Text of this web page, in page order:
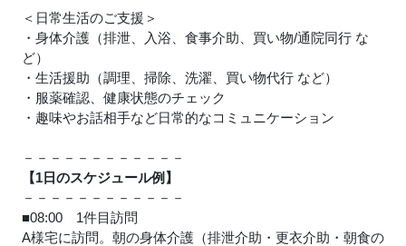
＜日常生活のご支援＞
・身体介護（排泄、入浴、食事介助、買い物/通院同行 な
ど）
・生活援助（調理、掃除、洗濯、買い物代行 など）
・服薬確認、健康状態のチェック
・趣味やお話相手など日常的なコミュニケーション
－－－－－－－－－－－－
【1日のスケジュール例】
－－－－－－－－－－－－
■08:00 1件目訪問
A様宅に訪問。朝の身体介護（排泄介助・更衣介助・朝食の